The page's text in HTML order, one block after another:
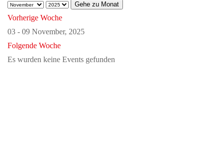
Gehe zu Monat
Vorherige Woche
03 - 09 November, 2025
Folgende Woche
Es wurden keine Events gefunden